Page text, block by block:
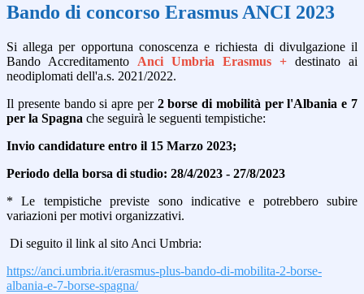
Bando di concorso Erasmus ANCI 2023
Si allega per opportuna conoscenza e richiesta di divulgazione il
Bando Accreditamento Anci Umbria Erasmus + destinato ai
neodiplomati dell'a.s. 2021/2022.
Il presente bando si apre per 2 borse di mobilità per l'Albania e 7
per la Spagna che seguirà le seguenti tempistiche:
Invio candidature entro il 15 Marzo 2023;
Periodo della borsa di studio: 28/4/2023 - 27/8/2023
* Le tempistiche previste sono indicative e potrebbero subire
variazioni per motivi organizzativi.
Di seguito il link al sito Anci Umbria:
https://anci.umbria.it/erasmus-plus-bando-di-mobilita-2-borse-
albania-e-7-borse-spagna/